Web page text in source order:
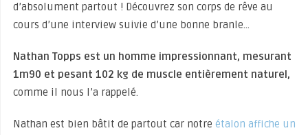
d’absolument partout ! Découvrez son corps de rêve au
cours d’une interview suivie d’une bonne branle…
Nathan Topps est un homme impressionnant, mesurant
1m90 et pesant 102 kg de muscle entièrement naturel,
comme il nous l’a rappelé.
Nathan est bien bâtit de partout car notre étalon affiche un